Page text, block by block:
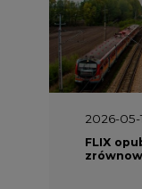
2026-05-
FLIX